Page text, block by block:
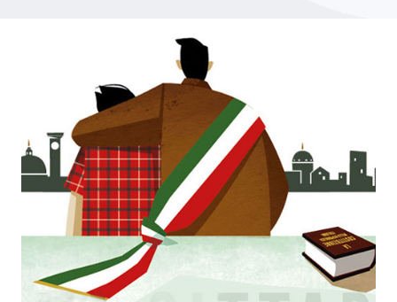
Dal 23 al 25 ottobre l’Inail partecipa alla